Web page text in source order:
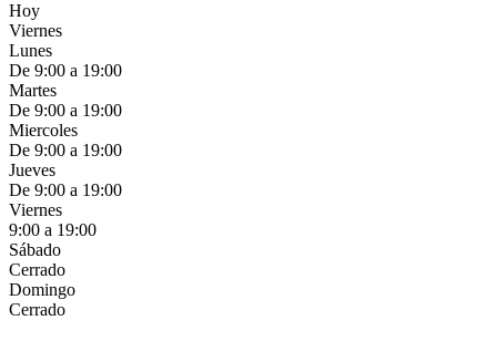
Hoy
Viernes
Lunes
De 9:00 a 19:00
Martes
De 9:00 a 19:00
Miercoles
De 9:00 a 19:00
Jueves
De 9:00 a 19:00
Viernes
9:00 a 19:00
Sábado
Cerrado
Domingo
Cerrado